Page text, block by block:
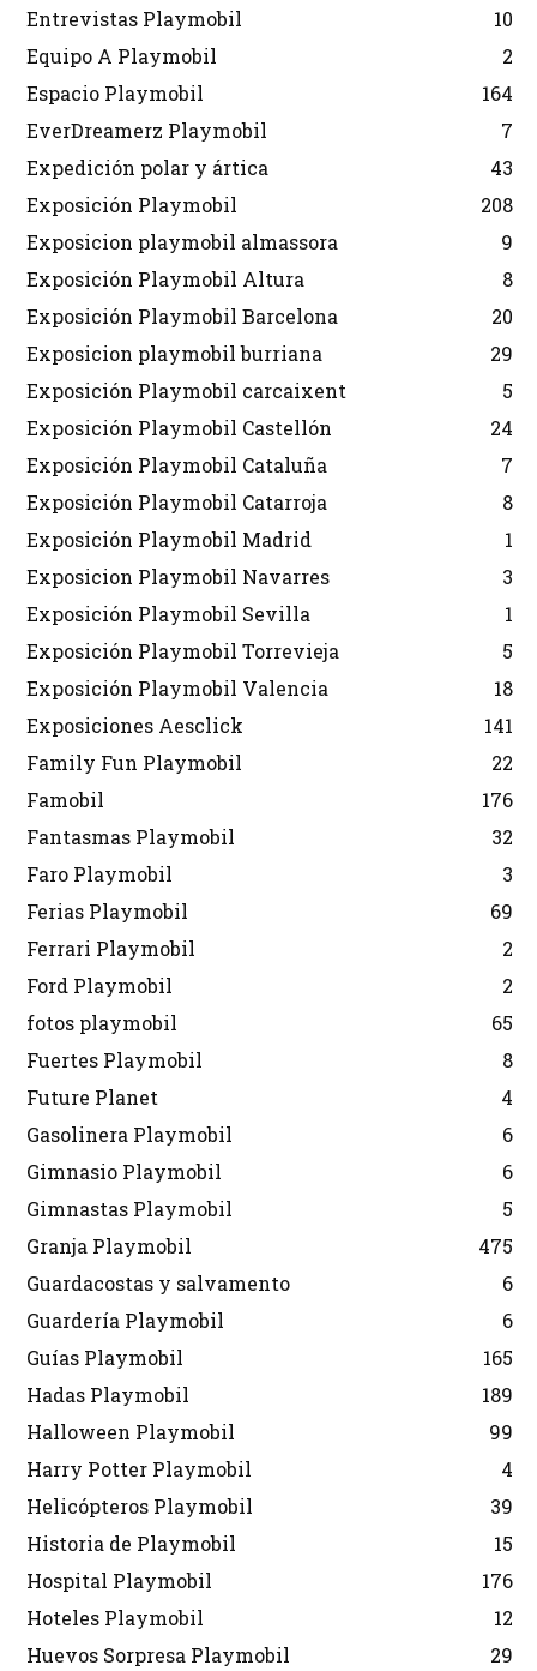
Entrevistas Playmobil
10
Equipo A Playmobil
2
Espacio Playmobil
164
EverDreamerz Playmobil
7
Expedición polar y ártica
43
Exposición Playmobil
208
Exposicion playmobil almassora
9
Exposición Playmobil Altura
8
Exposición Playmobil Barcelona
20
Exposicion playmobil burriana
29
Exposición Playmobil carcaixent
5
Exposición Playmobil Castellón
24
Exposición Playmobil Cataluña
7
Exposición Playmobil Catarroja
8
Exposición Playmobil Madrid
1
Exposicion Playmobil Navarres
3
Exposición Playmobil Sevilla
1
Exposición Playmobil Torrevieja
5
Exposición Playmobil Valencia
18
Exposiciones Aesclick
141
Family Fun Playmobil
22
Famobil
176
Fantasmas Playmobil
32
Faro Playmobil
3
Ferias Playmobil
69
Ferrari Playmobil
2
Ford Playmobil
2
fotos playmobil
65
Fuertes Playmobil
8
Future Planet
4
Gasolinera Playmobil
6
Gimnasio Playmobil
6
Gimnastas Playmobil
5
Granja Playmobil
475
Guardacostas y salvamento
6
Guardería Playmobil
6
Guías Playmobil
165
Hadas Playmobil
189
Halloween Playmobil
99
Harry Potter Playmobil
4
Helicópteros Playmobil
39
Historia de Playmobil
15
Hospital Playmobil
176
Hoteles Playmobil
12
Huevos Sorpresa Playmobil
29